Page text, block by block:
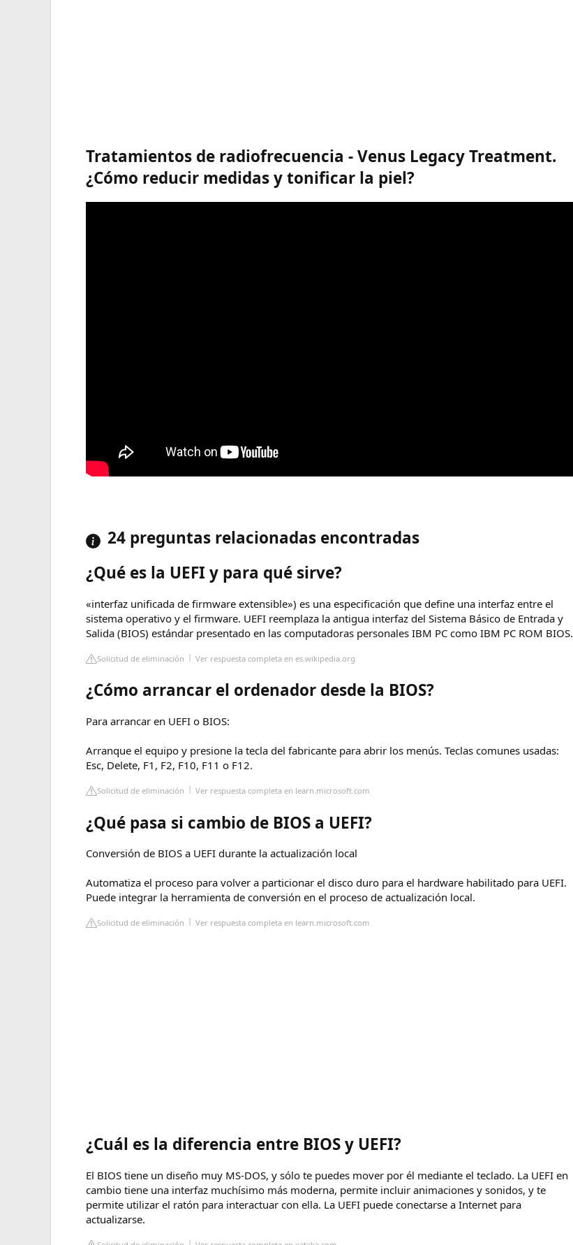
Tratamientos de radiofrecuencia - Venus Legacy Treatment.
¿Cómo reducir medidas y tonificar la piel?
24 preguntas relacionadas encontradas
¿Qué es la UEFI y para qué sirve?
«interfaz unificada de firmware extensible») es una especificación que define una interfaz entre el
sistema operativo y el firmware. UEFI reemplaza la antigua interfaz del Sistema Básico de Entrada y
Salida (BIOS) estándar presentado en las computadoras personales IBM PC como IBM PC ROM BIOS.
Solicitud de eliminación Ver respuesta completa en es.wikipedia.org
¿Cómo arrancar el ordenador desde la BIOS?
Para arrancar en UEFI o BIOS:
Arranque el equipo y presione la tecla del fabricante para abrir los menús. Teclas comunes usadas:
Esc, Delete, F1, F2, F10, F11 o F12.
Solicitud de eliminación Ver respuesta completa en learn.microsoft.com
¿Qué pasa si cambio de BIOS a UEFI?
Conversión de BIOS a UEFI durante la actualización local
Automatiza el proceso para volver a particionar el disco duro para el hardware habilitado para UEFI.
Puede integrar la herramienta de conversión en el proceso de actualización local.
Solicitud de eliminación Ver respuesta completa en learn.microsoft.com
¿Cuál es la diferencia entre BIOS y UEFI?
El BIOS tiene un diseño muy MS-DOS, y sólo te puedes mover por él mediante el teclado. La UEFI en
cambio tiene una interfaz muchísimo más moderna, permite incluir animaciones y sonidos, y te
permite utilizar el ratón para interactuar con ella. La UEFI puede conectarse a Internet para
actualizarse.